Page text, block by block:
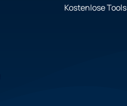
Kostenlose Tools